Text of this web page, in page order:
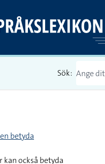
Sök:
betyda
kan också betyda